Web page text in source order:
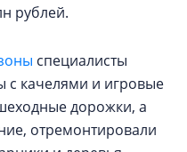
рублей.
специалисты
с качелями и игровые
дорожки, а
отремонтировали